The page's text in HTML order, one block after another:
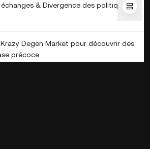
& Divergence des politiques
& Stablecoins dominent les nouvelles
Degen Market pour découvrir des
précoce